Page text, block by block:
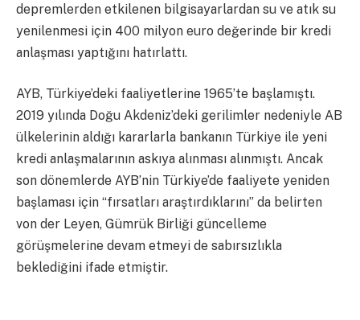
depremlerden etkilenen bilgisayarlardan su ve atık su
yenilenmesi için 400 milyon euro değerinde bir kredi
anlaşması yaptığını hatırlattı.
AYB, Türkiye’deki faaliyetlerine 1965’te başlamıştı.
2019 yılında Doğu Akdeniz’deki gerilimler nedeniyle AB
ülkelerinin aldığı kararlarla bankanın Türkiye ile yeni
kredi anlaşmalarının askıya alınması alınmıştı. Ancak
son dönemlerde AYB’nin Türkiye’de faaliyete yeniden
başlaması için “fırsatları araştırdıklarını” da belirten
von der Leyen, Gümrük Birliği güncelleme
görüşmelerine devam etmeyi de sabırsızlıkla
beklediğini ifade etmiştir.